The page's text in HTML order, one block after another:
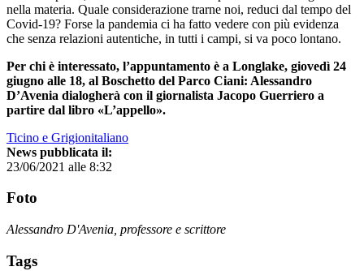
nella materia. Quale considerazione trarne noi, reduci dal tempo del
Covid-19? Forse la pandemia ci ha fatto vedere con più evidenza
che senza relazioni autentiche, in tutti i campi, si va poco lontano.
Per chi è interessato, l’appuntamento è a Longlake, giovedì 24
giugno alle 18, al Boschetto del Parco Ciani: Alessandro
D’Avenia dialogherà con il giornalista Jacopo Guerriero a
partire dal libro «L’appello».
Ticino e Grigionitaliano
News pubblicata il:
23/06/2021 alle 8:32
Foto
Alessandro D'Avenia, professore e scrittore
Tags